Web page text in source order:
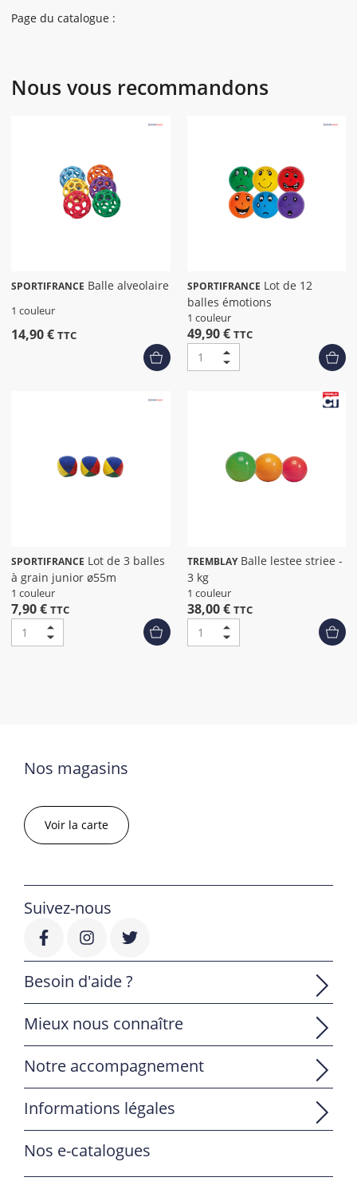
Page du catalogue :
Nous vous recommandons
SPORTIFRANCE Balle alveolaire
1 couleur
14,90 € TTC
SPORTIFRANCE
balles émotions
1 couleur
49,90 € TTC
SPORTIFRANCE
à grain junior ø55m
1 couleur
7,90 € TTC
TREMBLAYBalle lestee striee -
3 kg
1 couleur
38,00 € TTC
Nos magasins
Voir la carte
Suivez-nous
Besoin d'aide ?
Mieux nous connaître
Notre accompagnement
Informations légales
Nos e-catalogues